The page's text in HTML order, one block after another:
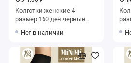
Колготки женские 4
размер 160 ден черные
Нет в наличии